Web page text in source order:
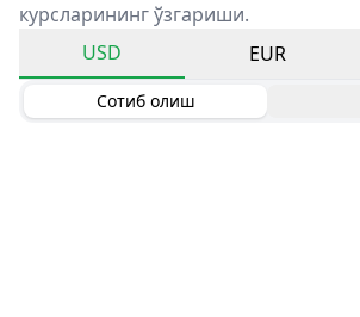
курсларининг ўзгариши.
USD
EUR
Сотиб олиш